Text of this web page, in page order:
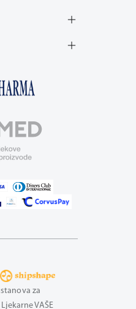
za
VAŠE